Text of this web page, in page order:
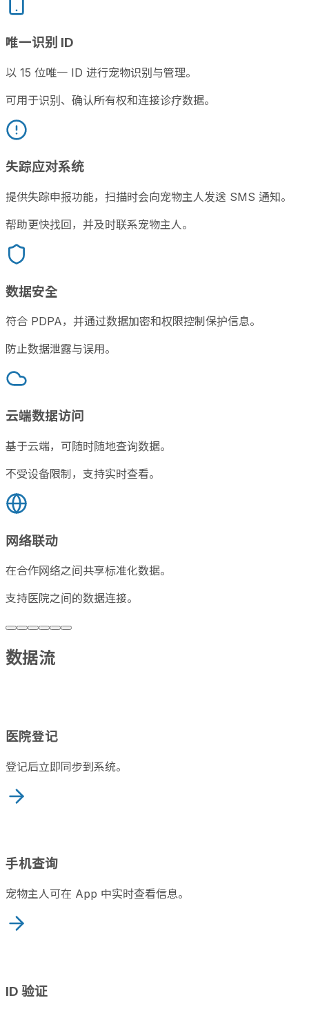
唯一识别 ID
以 15 位唯一 ID 进行宠物识别与管理。
可用于识别、确认所有权和连接诊疗数据。
失踪应对系统
提供失踪申报功能，扫描时会向宠物主人发送 SMS 通知。
帮助更快找回，并及时联系宠物主人。
数据安全
符合 PDPA，并通过数据加密和权限控制保护信息。
防止数据泄露与误用。
云端数据访问
基于云端，可随时随地查询数据。
不受设备限制，支持实时查看。
网络联动
在合作网络之间共享标准化数据。
支持医院之间的数据连接。
数据流
医院登记
登记后立即同步到系统。
手机查询
宠物主人可在 App 中实时查看信息。
ID 验证